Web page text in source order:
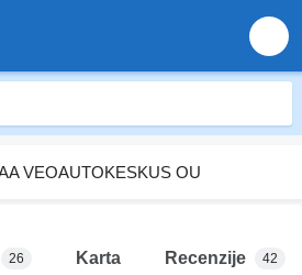
26 Karta Recenzije 42